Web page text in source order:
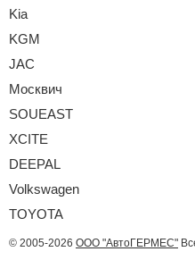
Kia
KGM
JAC
Москвич
SOUEAST
XCITE
DEEPAL
Volkswagen
TOYOTA
© 2005-2026 ООО "АвтоГЕРМЕС"